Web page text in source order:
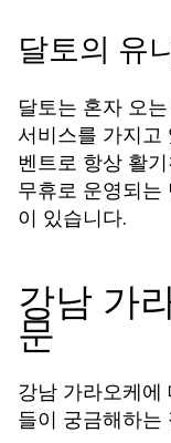
달토의 유
달토는 혼자 오
서비스를 가지고
벤트로 항상 활
무휴로 운영되는
이 있습니다.
강남 가
문
강남 가라오케에
들이 궁금해하는